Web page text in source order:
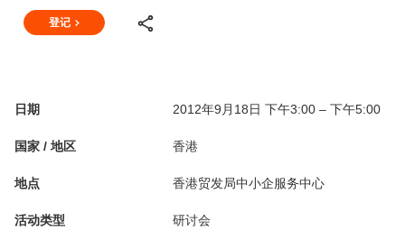
登记
日期 2012年9月18日 下午3:00 – 下午5:00
国家 / 地区 香港
地点 香港贸发局中小企服务中心
活动类型 研讨会